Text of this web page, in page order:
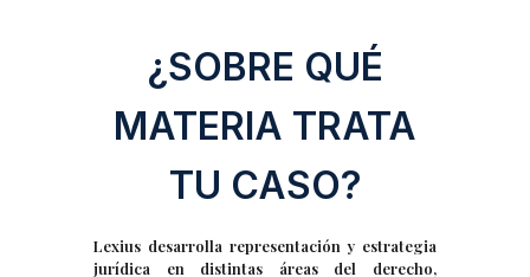
¿SOBRE QUÉ
MATERIA TRATA
TU CASO?
Lexius desarrolla representación y estrategia
jurídica en distintas áreas del derecho,